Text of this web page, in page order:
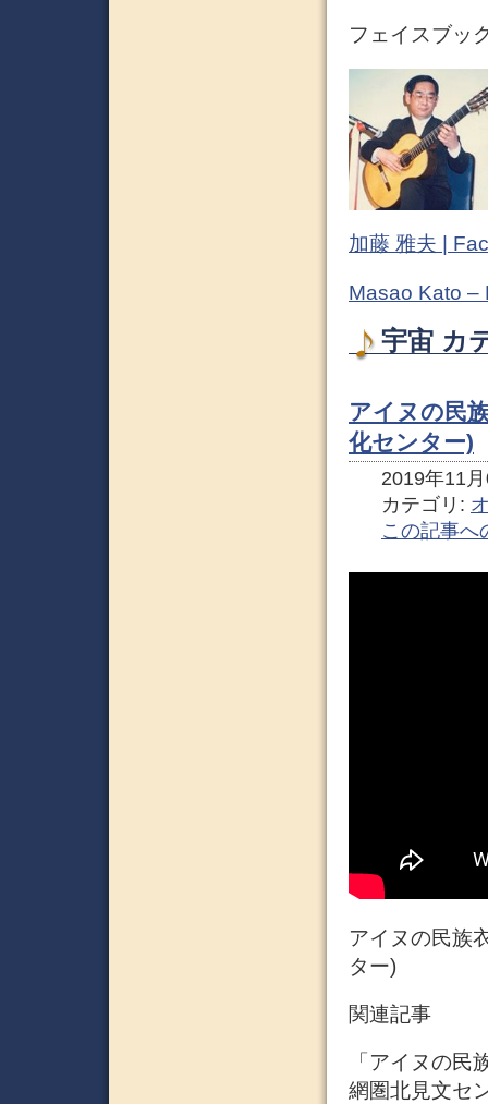
フェイスブッ
加藤 雅夫 |
Masao Kato –
宇宙 カ
アイヌの民
化センター)
2019年11
カテゴリ:
この記事へ
アイヌの民族
ター)
関連記事
「アイヌの
網圏北見文セ